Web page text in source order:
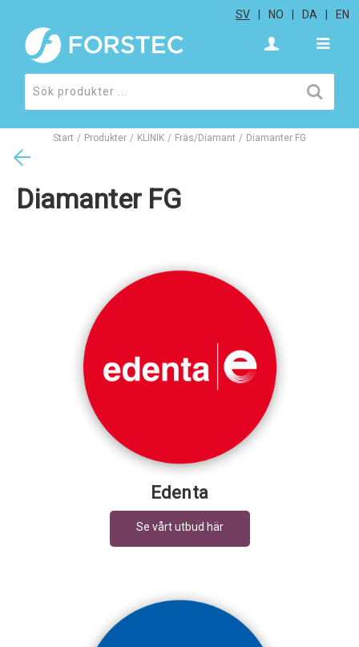
SV NO DA EN
Start / Produkter / KLINIK / Fräs/Diamant / Diamanter FG
Diamanter FG
Edenta